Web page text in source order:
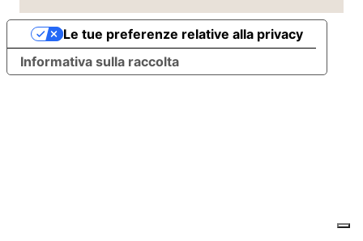
Informativa sulla raccolta
Le tue preferenze relative alla privacy